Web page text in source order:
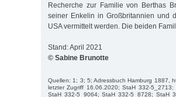
Recherche zur Familie von Berthas
seiner Enkelin in Großbritannien und
USA vermittelt werden. Die beiden
Stand: April 2021
© Sabine Brunotte
Quellen: 1; 3; 5; Adressbuch Hamburg 1887,
letzter Zugriff 16.06.2020; StaH 332-
StaH 332-5_9064; StaH 332-5_8728; StaH